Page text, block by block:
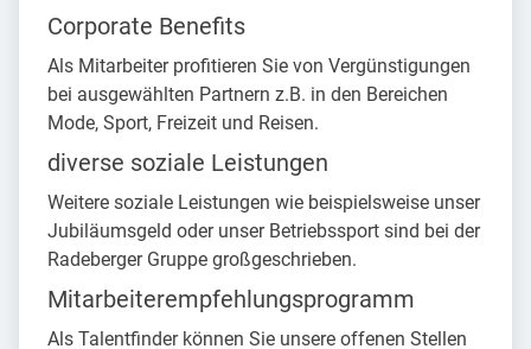
Corporate Benefits
Als Mitarbeiter profitieren Sie von Vergünstigungen
bei ausgewählten Partnern z.B. in den Bereichen
Mode, Sport, Freizeit und Reisen.
diverse soziale Leistungen
Weitere soziale Leistungen wie beispielsweise unser
Jubiläumsgeld oder unser Betriebssport sind bei der
Radeberger Gruppe großgeschrieben.
Mitarbeiterempfehlungsprogramm
Als Talentfinder können Sie unsere offenen Stellen